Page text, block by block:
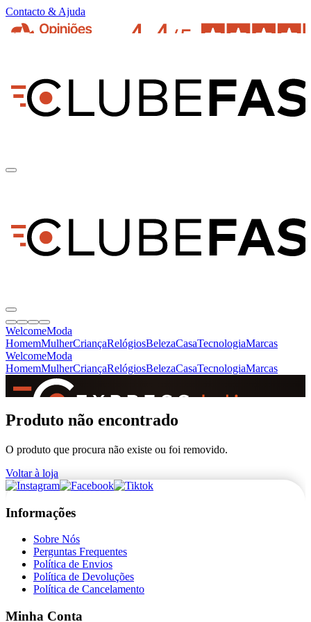
Contacto & Ajuda
WelcomeModa
HomemMulherCriançaRelógiosBelezaCasaTecnologiaMarcas
WelcomeModa
HomemMulherCriançaRelógiosBelezaCasaTecnologiaMarcas
+de 36.000 reviews
Produto não encontrado
O produto que procura não existe ou foi removido.
Voltar à loja
Informações
Sobre Nós
Perguntas Frequentes
Política de Envios
Política de Devoluções
Política de Cancelamento
Minha Conta